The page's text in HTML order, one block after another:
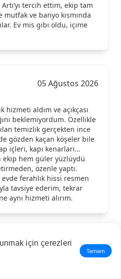
tercih ettim, ekip tam
ve banyo kısmında
Ev mis gibi oldu, içime
05 Ağustos 2026
hizmeti aldım ve açıkçası
beklemiyordum. Özellikle
temizlik gerçekten ince
gözden kaçan köşeler bile
içleri, kapı kenarları…
ekip hem güler yüzlüydü
özenle yaptı.
ferahlık hissi resmen
tavsiye ederim, tekrar
aynı hizmeti alırım.
04 Ağustos 2026
için çerezleri
Tamam